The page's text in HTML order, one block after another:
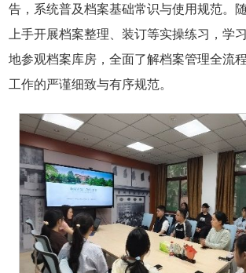
告，系统普及档案基础常识与使用规范。
上手开展档案整理、装订等实操练习，学
地参观档案库房，全面了解档案管理全流
工作的严谨细致与有序规范。